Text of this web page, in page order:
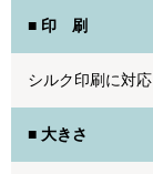
■ 印 刷
シルク印刷に対応
■ 大きさ